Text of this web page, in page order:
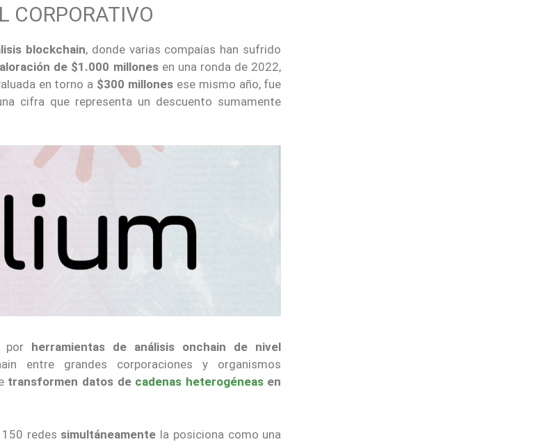
CORPORATIVO
blockchain, donde varias compaías han sufrido
de $1.000 millonesen una ronda de 2022,
en torno a $300 millones ese mismo año, fue
cifra que representa un descuento sumamente
por herramientas de análisis onchain de nivel
entre grandes corporaciones y organismos
transformen datos de cadenas heterogéneasen
redes simultáneamente la posiciona como una